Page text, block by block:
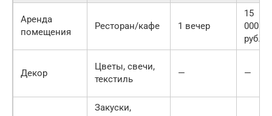
Аренда
помещения
Ресторан/кафе 1 вечер
15
000
руб.
Декор
Цветы, свечи,
текстиль
— —
Закуски,